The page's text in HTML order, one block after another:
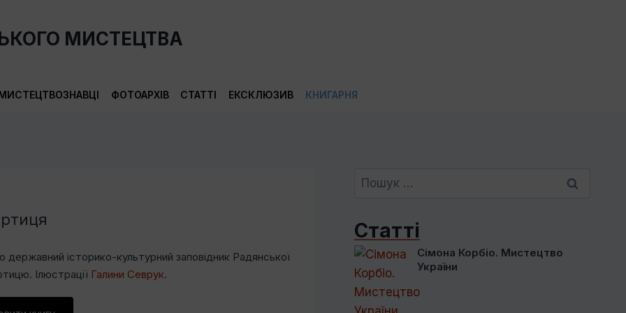
МИСТЕЦТВА
ФОТОАРХІВ СТАТТІ ЕКСКЛЮЗИВ КНИГАРНЯ
державний історико-культурний заповідник Радянської
Ілюстрації Галини Севрук.
Пошук:
Статті
Сімона Корбіо. Мистецтво
України